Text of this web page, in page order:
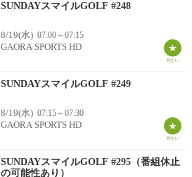
SUNDAYスマイルGOLF #248
8/19(水) 07:00～07:15
GAORA SPORTS HD
SUNDAYスマイルGOLF #249
8/19(水) 07:15～07:30
GAORA SPORTS HD
SUNDAYスマイルGOLF #295（番組休止
の可能性あり）